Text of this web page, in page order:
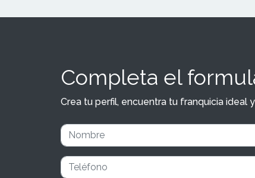
Completa el
Crea tu perfil, encuentra tu franquicia ideal